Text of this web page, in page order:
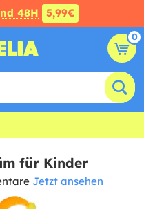
48H 5,99€
0
für Kinder
Jetzt ansehen